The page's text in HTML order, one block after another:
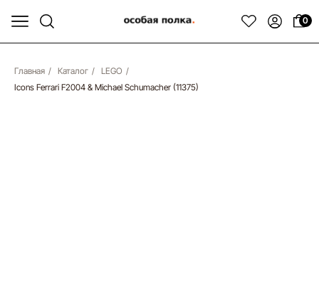
0
Главная / Каталог / LEGO /
Icons Ferrari F2004 & Michael Schumacher (11375)